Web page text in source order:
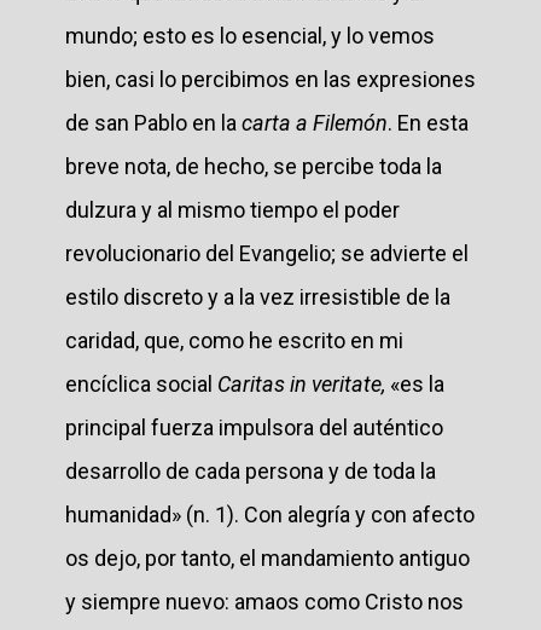
mundo; esto es lo esencial, y lo vemos
bien, casi lo percibimos en las expresiones
de san Pablo en la carta a Filemón. En esta
breve nota, de hecho, se percibe toda la
dulzura y al mismo tiempo el poder
revolucionario del Evangelio; se advierte el
estilo discreto y a la vez irresistible de la
caridad, que, como he escrito en mi
encíclica social Caritas in veritate, «es la
principal fuerza impulsora del auténtico
desarrollo de cada persona y de toda la
humanidad» (n. 1). Con alegría y con afecto
os dejo, por tanto, el mandamiento antiguo
y siempre nuevo: amaos como Cristo nos